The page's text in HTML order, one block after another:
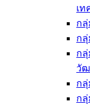
เท
กลุ่
กลุ่
กลุ่
วั
กลุ่
กลุ่